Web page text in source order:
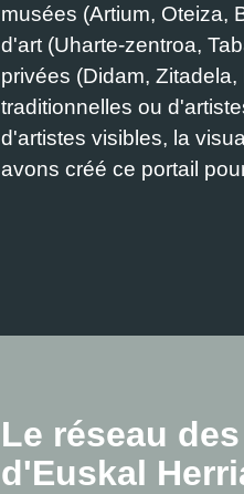
musées (Artium, Oteiza,
d'art (Uharte-zentroa,
privées (Didam,
traditionnelles ou
d'artistes visibles, la
avons créé ce portail
Le réseau
d'Euskal